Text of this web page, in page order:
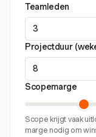
Teamleden
Projectduur
Scopemarge
Scope krijgt vaak
marge nodig om